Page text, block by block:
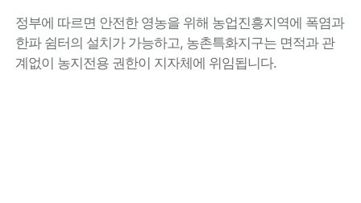
정부에 따르면 안전한 영농을 위해 농업진흥지역에 폭염과
한파 쉼터의 설치가 가능하고, 농촌특화지구는 면적과 관
계없이 농지전용 권한이 지자체에 위임됩니다.